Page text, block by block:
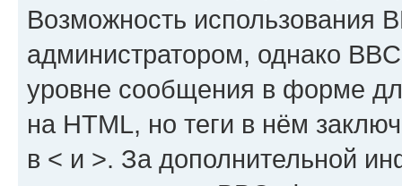
Возможность использования
администратором, однако
уровне сообщения в форме
на HTML, но теги в нём
в < и >. За дополнительной